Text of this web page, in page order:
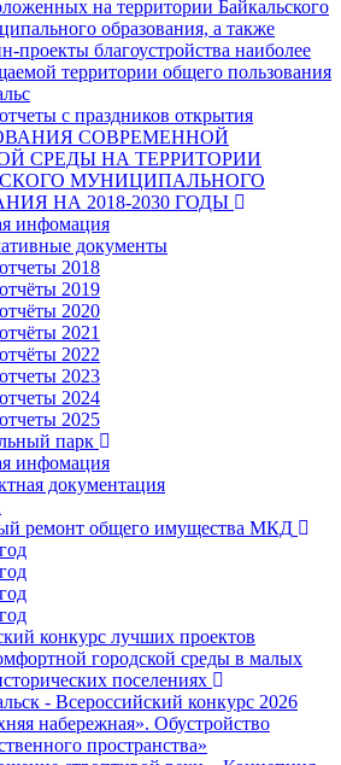
на территории Байкальского
образования, а также
проекты благоустройства наиболее
территории общего пользования
с праздников открытия
СОВРЕМЕННОЙ
СРЕДЫ НА ТЕРРИТОРИИ
МУНИЦИПАЛЬНОГО
НА 2018-2030 ГОДЫ
инфомация
документы
2018
2019
2020
2021
2022
2023
2024
2025
парк
инфомация
документация
ремонт общего имущества МКД
конкурс лучших проектов
городской среды в малых
поселениях
- Всероссийский конкурс 2026
набережная». Обустройство
пространства»